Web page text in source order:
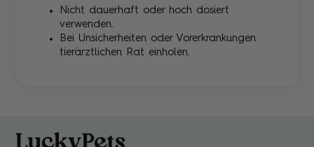
Nicht dauerhaft oder hoch dosiert
verwenden.
Bei Unsicherheiten oder Vorerkrankungen
tierärztlichen Rat einholen.